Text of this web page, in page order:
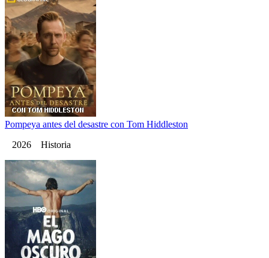
Pompeya antes del desastre con Tom Hiddleston
2026 Historia